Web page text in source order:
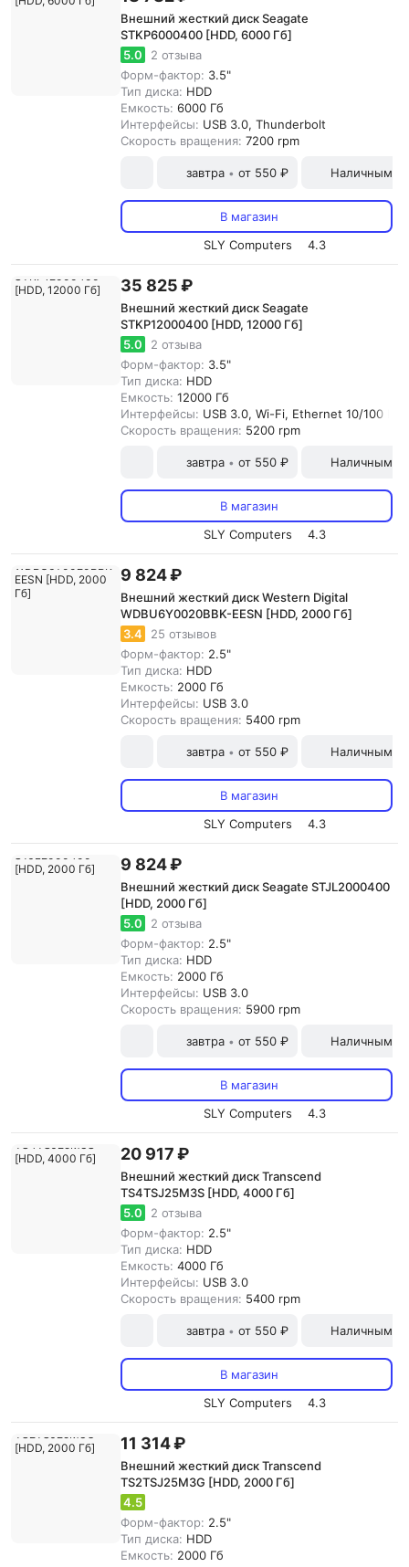
Внешний жесткий диск Seagate
STKP6000400 [HDD, 6000 Гб]
5.0
2 отзыва
Форм-фактор: 3.5"
Тип диска: HDD
Емкость: 6000 Гб
Интерфейсы: USB 3.0, Thunderbolt
Скорость вращения: 7200 rpm
завтра • от 550 ₽ Наличными
В магазин
SLY Computers
4.3
35 825 ₽
Внешний жесткий диск Seagate
STKP12000400 [HDD, 12000 Гб]
5.0
2 отзыва
Форм-фактор: 3.5"
Тип диска: HDD
Емкость: 12000 Гб
Интерфейсы: USB 3.0, Wi-Fi, Ethernet 10/100
Скорость вращения: 5200 rpm
завтра • от 550 ₽ Наличными
В магазин
SLY Computers
4.3
9 824 ₽
Внешний жесткий диск Western Digital
WDBU6Y0020BBK-EESN [HDD, 2000 Гб]
3.4
25 отзывов
Форм-фактор: 2.5"
Тип диска: HDD
Емкость: 2000 Гб
Интерфейсы: USB 3.0
Скорость вращения: 5400 rpm
завтра • от 550 ₽ Наличными
В магазин
SLY Computers
4.3
9 824 ₽
Внешний жесткий диск Seagate STJL2000400
[HDD, 2000 Гб]
5.0
2 отзыва
Форм-фактор: 2.5"
Тип диска: HDD
Емкость: 2000 Гб
Интерфейсы: USB 3.0
Скорость вращения: 5900 rpm
завтра • от 550 ₽ Наличными
В магазин
SLY Computers
4.3
20 917 ₽
Внешний жесткий диск Transcend
TS4TSJ25M3S [HDD, 4000 Гб]
5.0
2 отзыва
Форм-фактор: 2.5"
Тип диска: HDD
Емкость: 4000 Гб
Интерфейсы: USB 3.0
Скорость вращения: 5400 rpm
завтра • от 550 ₽ Наличными
В магазин
SLY Computers
4.3
11 314 ₽
Внешний жесткий диск Transcend
TS2TSJ25M3G [HDD, 2000 Гб]
4.5
Форм-фактор: 2.5"
Тип диска: HDD
Емкость: 2000 Гб